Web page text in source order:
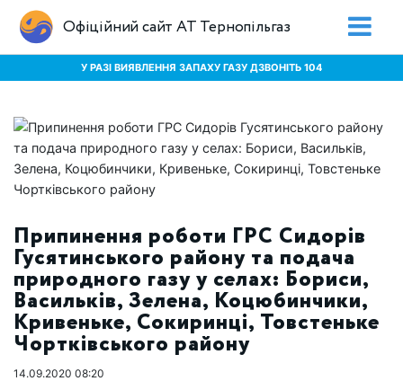
Офіційний сайт АТ Тернопільгаз
У РАЗІ ВИЯВЛЕННЯ ЗАПАХУ ГАЗУ ДЗВОНІТЬ 104
Припинення роботи ГРС Сидорів
Гусятинського району та подача
природного газу у селах: Бориси,
Васильків, Зелена, Коцюбинчики,
Кривеньке, Сокиринці, Товстеньке
Чортківського району
14.09.2020 08:20